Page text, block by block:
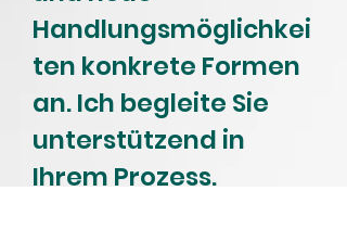
Handlungsmöglichkei
ten konkrete Formen
an. Ich begleite Sie
unterstützend in
Ihrem Prozess.